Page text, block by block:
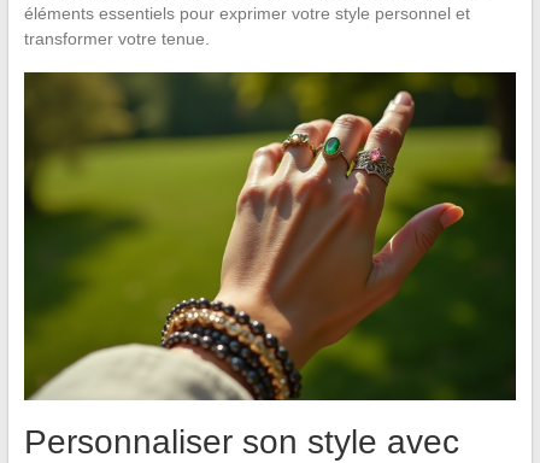
éléments essentiels pour exprimer votre style personnel et
transformer votre tenue.
Personnaliser son style avec